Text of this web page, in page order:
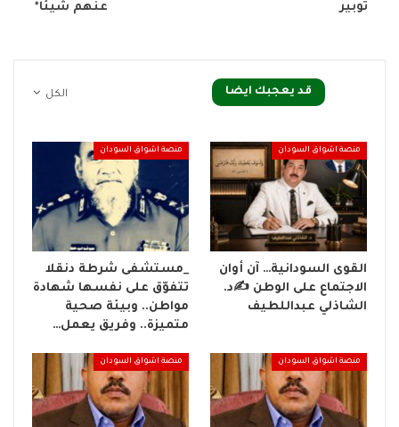
توبير
عنهم شيئاً*
الكل قد يعجبك ايضا
منصة اشواق السودان
القوى السودانية… آن أوان
الاجتماع على الوطن ✍️د.
الشاذلي عبداللطيف
منصة اشواق السودان
_مستشفى شرطة دنقلا
تتفوّق على نفسها شهادة
مواطن.. وبيئة صحية
متميزة.. وفريق يعمل…
منصة اشواق السودان منصة اشواق السودان